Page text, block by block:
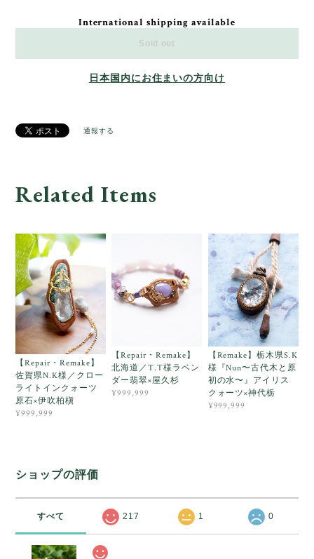
International shipping available
Sold out
日本国内にお住まいの方向け
通報する
Related Items
【Repair・Remake】
佐賀県N.K様／クロー
ライトインクォーツ
原石×伊吹柏槇
¥999,999
【Repair・Remake】
北海道／T.T様ラベン
ダー翡翠×屋久杉
¥999,999
【Remake】栃木県S.K
様『Nun〜古代木と原
初の水〜』アイリス
クォーツ×神代栃
¥999,999
ショップの評価
すべて 217 1 0